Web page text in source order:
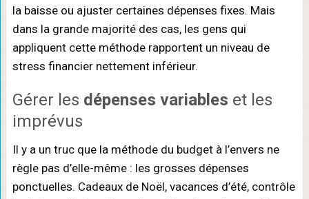
la baisse ou ajuster certaines dépenses fixes. Mais
dans la grande majorité des cas, les gens qui
appliquent cette méthode rapportent un niveau de
stress financier nettement inférieur.
Gérer les dépenses variables et les
imprévus
Il y a un truc que la méthode du budget à l’envers ne
règle pas d’elle-même : les grosses dépenses
ponctuelles. Cadeaux de Noël, vacances d’été, contrôle